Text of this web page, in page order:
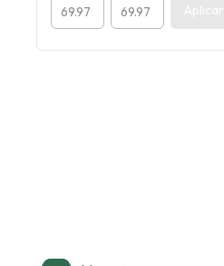
Aplicar